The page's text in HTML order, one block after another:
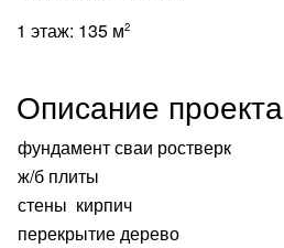
1 этаж: 135 м2
Описание проекта
фундамент сваи ростверк
ж/б плиты
стены кирпич
перекрытие дерево